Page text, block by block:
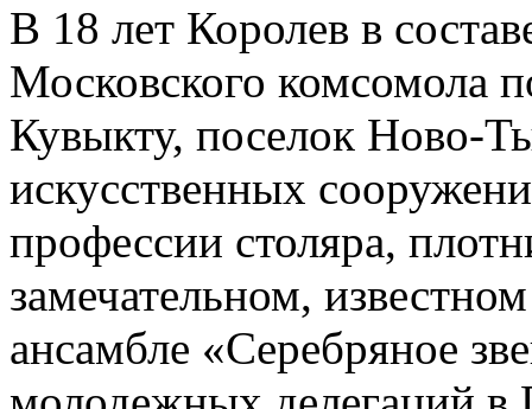
В 18 лет Королев в
Московского комсомола
Кувыкту, поселок Ново-
искусственных
профессии столяра,
замечательном,
ансамбле «Серебряное